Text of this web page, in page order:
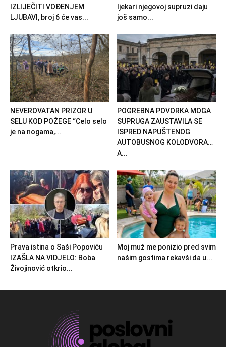
IZLIJEČITI VOĐENJEM
LJUBAVI, broj 6 će vas...
ljekari njegovoj supruzi daju
još samo...
NEVEROVATAN PRIZOR U
SELU KOD POŽEGE “Celo selo
je na nogama,...
POGREBNA POVORKA MOGA
SUPRUGA ZAUSTAVILA SE
ISPRED NAPUŠTENOG
AUTOBUSNOG KOLODVORA…
A...
Prava istina o Saši Popoviću
IZAŠLA NA VIDJELO: Boba
Živojinović otkrio...
Moj muž me ponizio pred svim
našim gostima rekavši da u...